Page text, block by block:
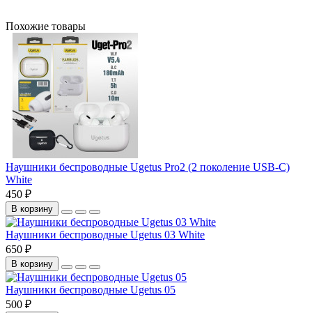
Похожие товары
Наушники беспроводные Ugetus Pro2 (2 поколение USB-C)
White
450 ₽
В корзину
Наушники беспроводные Ugetus 03 White
650 ₽
В корзину
Наушники беспроводные Ugetus 05
500 ₽